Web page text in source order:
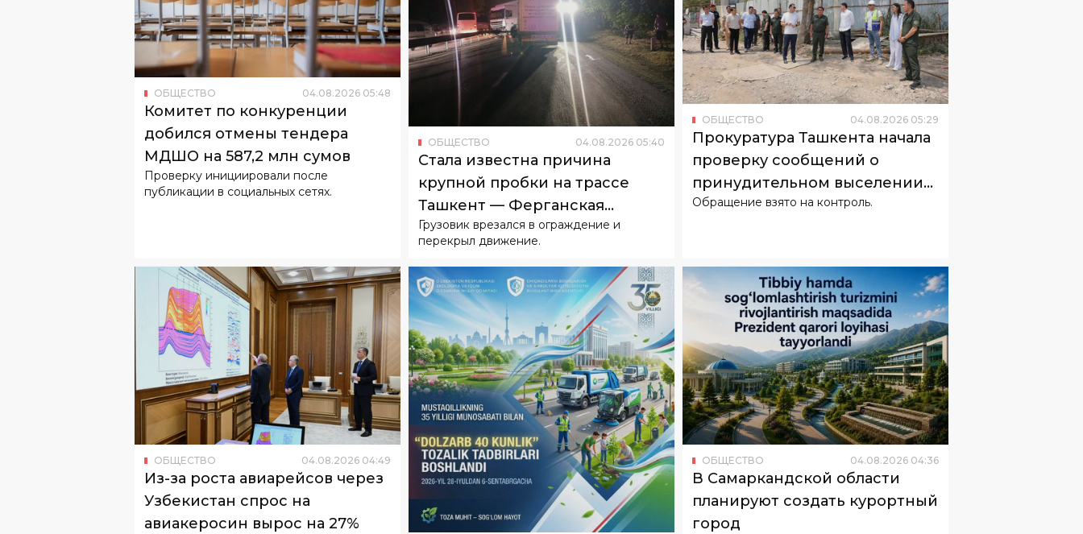
ОБЩЕСТВО 04.08.2026 05:48
Комитет по конкуренции
добился отмены тендера
МДШО на 587,2 млн сумов
Проверку инициировали после
публикации в социальных сетях.
ОБЩЕСТВО 04.08.2026 05:40
Стала известна причина
крупной пробки на трассе
Ташкент — Ферганская
долина
Грузовик врезался в ограждение и
перекрыл движение.
ОБЩЕСТВО 04.08.2026 05:29
Прокуратура Ташкента начала
проверку сообщений о
принудительном выселении
жителей
Обращение взято на контроль.
ОБЩЕСТВО 04.08.2026 04:49
Из-за роста авиарейсов через
Узбекистан спрос на
авиакеросин вырос на 27%
ОБЩЕСТВО 04.08.2026 04:36
В Самаркандской области
планируют создать курортный
город